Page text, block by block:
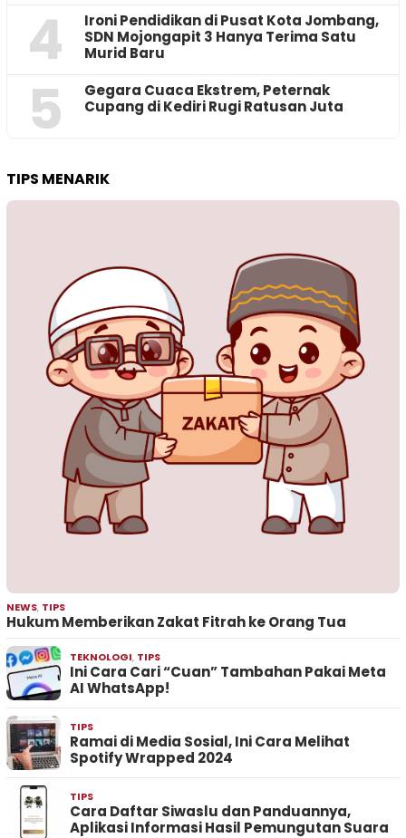
4
Ironi Pendidikan di Pusat Kota Jombang,
SDN Mojongapit 3 Hanya Terima Satu
Murid Baru
5
‎Gegara Cuaca Ekstrem, Peternak
Cupang di Kediri Rugi Ratusan Juta
TIPS MENARIK
NEWS, TIPS
Hukum Memberikan Zakat Fitrah ke Orang Tua
TEKNOLOGI, TIPS
Ini Cara Cari “Cuan” Tambahan Pakai Meta
AI WhatsApp!
TIPS
Ramai di Media Sosial, Ini Cara Melihat
Spotify Wrapped 2024
TIPS
Cara Daftar Siwaslu dan Panduannya,
Aplikasi Informasi Hasil Pemungutan Suara